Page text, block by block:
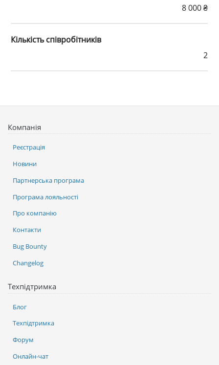
8 000 ₴
Кількість співробітників
2
Компанія
Реєстрація
Новини
Партнерська програма
Програма лояльності
Про компанію
Контакти
Bug Bounty
Changelog
Техпідтримка
Блог
Техпідтримка
Форум
Онлайн-чат